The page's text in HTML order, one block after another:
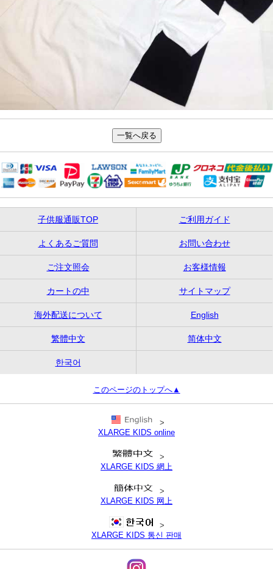
子供服通販TOP ご利用ガイド
よくあるご質問 お問い合わせ
ご注文照会 お客様情報
カートの中 サイトマップ
海外配送について English
繁體中文 简体中文
한국어
このページのトップへ▲
>
XLARGE KIDS online
>
XLARGE KIDS 網上
>
XLARGE KIDS 网上
>
XLARGE KIDS 통신 판매